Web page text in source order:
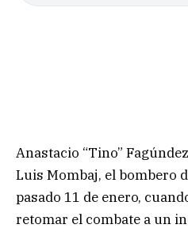
Anastacio “Tino”
Luis Mombaj, el bombero
pasado 11 de enero,
retomar el combate a un